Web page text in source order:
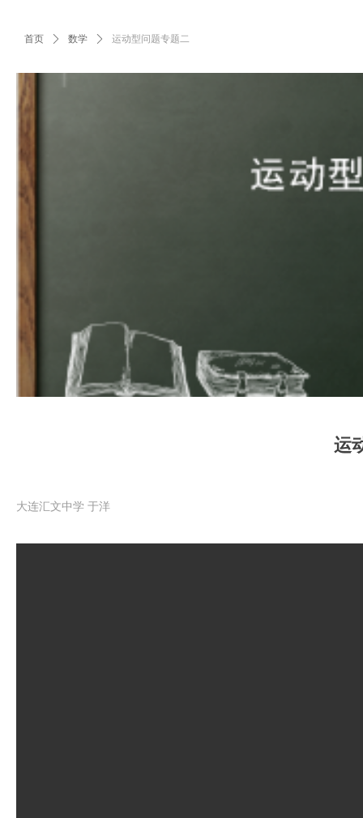
首页 ꄲ 数学 ꄲ 运动型问题专题二
运
大连汇文中学 于洋